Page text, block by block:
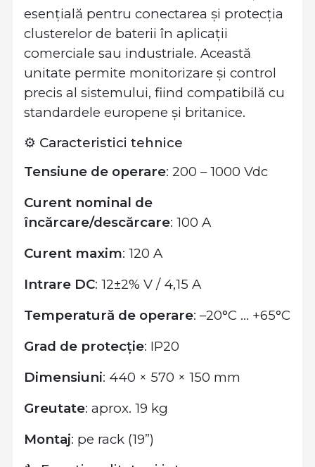
esențială pentru conectarea și protecția
clusterelor de baterii în aplicații
comerciale sau industriale. Această
unitate permite monitorizare și control
precis al sistemului, fiind compatibilă cu
standardele europene și britanice.
⚙️ Caracteristici tehnice
Tensiune de operare: 200 – 1000 Vdc
Curent nominal de
încărcare/descărcare: 100 A
Curent maxim: 120 A
Intrare DC: 12±2% V / 4,15 A
Temperatură de operare: –20°C … +65°C
Grad de protecție: IP20
Dimensiuni: 440 × 570 × 150 mm
Greutate: aprox. 19 kg
Montaj: pe rack (19”)